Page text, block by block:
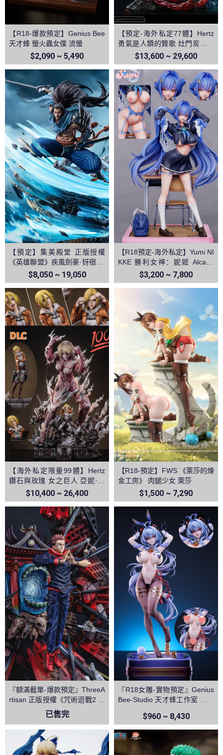
【R18-爆款預定】Genius Bee
天才蜂 螢火蟲女僕 流螢
$2,090 ~ 5,490
【預定-海外私定77體】Hertz
勇氣是人類的贊歌 灶門炭治郎
&富岡義勇 vs猗窩座 鬼滅之刃
無限城篇
$13,600 ~ 29,600
【預定】集美殿堂 正版授權
《英雄聯盟》疾風劍豪·犽宿 亞
$8,050 ~ 19,050
【R18預定-海外私定】Yumi NI
KKE 勝利女神：妮姬 Alcana
阿爾卡娜$3,200 ~ 7,800
【海外私定限量99體】Hertz
鑽石與玫瑰 女之巨人 亞妮·雷
恩哈特 進擊的巨人
$10,400 ~ 26,400
【R18-預定】FWS 《萊莎的煉
金工房》 肉腿少女 萊莎
$1,500 ~ 7,290
『額滿截單-爆款預定』ThreeA
rtisan 正版授權《咒術迴戰2 》
兩面宿儺 領域展開 伏魔御廚子
已售完
『R18女雕-實物預定』Genius
Bee-Studio 天才蜂工作室 逆兔
$960 ~ 8,430